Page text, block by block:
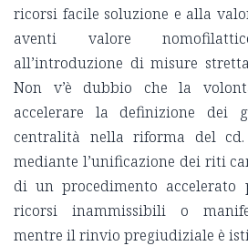
ricorsi facile soluzione e alla
aventi valore
all’introduzione di misure
Non v’è dubbio che la
accelerare la definizione dei
centralità nella riforma del
mediante l’unificazione dei riti
di un procedimento
ricorsi inammissibili o
mentre il rinvio pregiudiziale è